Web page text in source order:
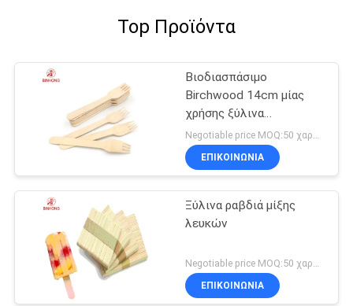
Top Προϊόντα
Βιοδιασπάσιμο
Birchwood 14cm μίας
χρήσης ξύλινα
μαχαιροπήρουνα
Negotiable price MOQ:50 χαρτοκιβώτιο
ΕΠΙΚΟΙΝΩΝΙΑ
Ξύλινα ραβδιά μίξης
λευκών
ΕΠΙΚΟΙΝΩΝΙΑ